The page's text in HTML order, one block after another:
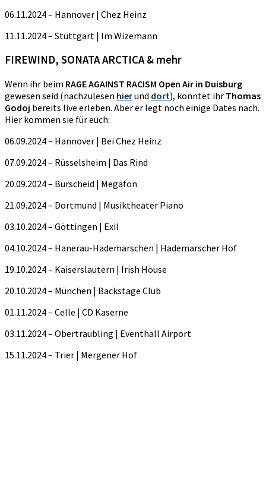
06.11.2024 – Hannover | Chez Heinz
11.11.2024 – Stuttgart | Im Wizemann
FIREWIND, SONATA ARCTICA & mehr
Wenn ihr beim RAGE AGAINST RACISM Open Air in Duisburg
gewesen seid (nachzulesen hierund dort), konntet ihr Thomas
Godoj bereits live erleben. Aber er legt noch einige Dates nach.
Hier kommen sie für euch:
06.09.2024 – Hannover | Bei Chez Heinz
07.09.2024 – Rüsselsheim | Das Rind
20.09.2024 – Burscheid | Megafon
21.09.2024 – Dortmund | Musiktheater Piano
03.10.2024 – Göttingen | Exil
04.10.2024 – Hanerau-Hademarschen | Hademarscher Hof
19.10.2024 – Kaiserslautern | Irish House
20.10.2024 – München | Backstage Club
01.11.2024 – Celle | CD Kaserne
03.11.2024 – Obertraubling | Eventhall Airport
15.11.2024 – Trier | Mergener Hof